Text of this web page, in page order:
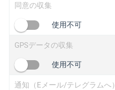
yip.su
iplogger.info
iplogger.cn
同意の収集
使用不可
GPSデータの収集
使用不可
通知（Eメール/テレグラムへ）